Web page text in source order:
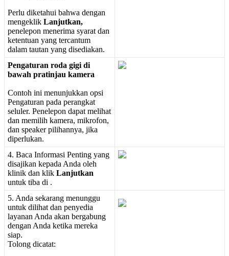
Perlu diketahui bahwa dengan
mengeklik Lanjutkan,
penelepon menerima syarat dan
ketentuan yang tercantum
dalam tautan yang disediakan.
Pengaturan roda gigi di
bawah pratinjau kamera
Contoh ini menunjukkan opsi
Pengaturan pada perangkat
seluler. Penelepon dapat melihat
dan memilih kamera, mikrofon,
dan speaker pilihannya, jika
diperlukan.
4. Baca Informasi Penting yang
disajikan kepada Anda oleh
klinik dan klik Lanjutkan
untuk tiba di .
5. Anda sekarang menunggu
untuk dilihat dan penyedia
layanan Anda akan bergabung
dengan Anda ketika mereka
siap.
Tolong dicatat: